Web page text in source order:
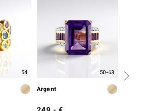
54 50-63
Argent